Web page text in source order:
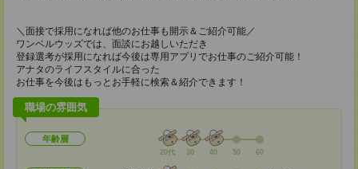
＼面接で採用になれば他のお仕事も開示＆ご紹介可能／
ワンベルウッズでは、面談にお越しいただき
登録選考が採用になれば今後は専用アプリでお仕事のご紹介可能！
アナタのライフスタイルに合った
お仕事を今後はもっとお手軽に検索＆紹介できます！
職場の雰囲気
年齢層
20代 30 40 50 60